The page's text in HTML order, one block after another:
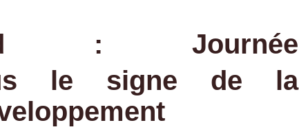
: Journée
le signe de la